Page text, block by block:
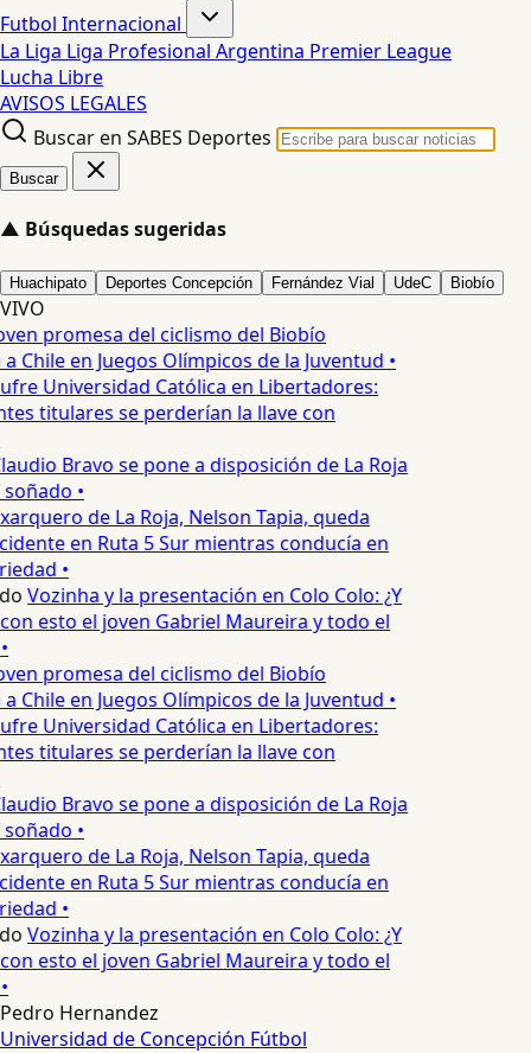
Futbol Internacional
La Liga Liga Profesional Argentina Premier League
Lucha Libre
AVISOS LEGALES
Buscar en SABES Deportes
Buscar
▲ Búsquedas sugeridas
Huachipato Deportes Concepción Fernández Vial UdeC Biobío
VIVO
promesa del ciclismo del Biobío
Chile en Juegos Olímpicos de la Juventud •
Universidad Católica en Libertadores:
titulares se perderían la llave con
Bravo se pone a disposición de La Roja
•
de La Roja, Nelson Tapia, queda
en Ruta 5 Sur mientras conducía en
•
Vozinha y la presentación en Colo Colo: ¿Y
esto el joven Gabriel Maureira y todo el
promesa del ciclismo del Biobío
Chile en Juegos Olímpicos de la Juventud •
Universidad Católica en Libertadores:
titulares se perderían la llave con
Bravo se pone a disposición de La Roja
•
de La Roja, Nelson Tapia, queda
en Ruta 5 Sur mientras conducía en
•
Vozinha y la presentación en Colo Colo: ¿Y
esto el joven Gabriel Maureira y todo el
Pedro Hernandez
Universidad de Concepción Fútbol